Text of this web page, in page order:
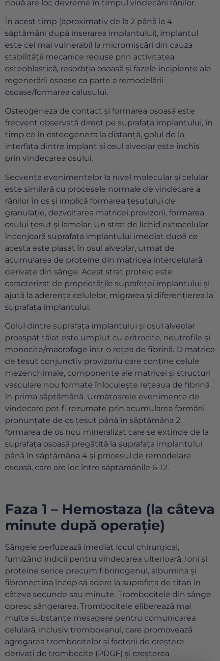
nouă are loc devreme în timpul vindecării rănilor.
În acest timp (aproximativ de la 2 până la 4
săptămâni după inserarea implantului), implantul
este cel mai vulnerabil la micromișcări din cauza
stabilității mecanice reduse prin activitatea
osteoblastică, resorbția osoasă și fazele incipiente ale
regenerării osoase ca parte a remodelării
osoase/formarea calusului.
Osteogeneza de contact și formarea osoasă este
frecvent observată direct pe suprafața implantului, în
timp ce în osteogeneza la distanță, golul de la
interfața dintre implant și osul alveolar este închis
prin vindecarea osului.
Secvența evenimentelor la nivel molecular și celular
este similară cu procesele normale de vindecare a
rănilor în os și implică formarea țesutului de
granulație, dezvoltarea matricei provizorii, formarea
osului țesut și lamelar. Un strat de lichid extracelular
înconjoară suprafața implantului imediat după ce
acesta este plasat în osul alveolar, urmat de
acumularea de proteine ​​din matricea intercelulară
derivate din sânge. Acest strat proteic este
caracterizat de proprietățile suprafeței implantului și
ajută la aderența celulelor, migrarea și diferențierea la
suprafața implantului.
Golul dintre suprafața implantului și osul alveolar
proaspăt tăiat este umplut cu eritrocite, neutrofile și
monocite/macrofage într-o rețea de fibrină. O matrice
de țesut conjunctiv provizoriu care conține celule
mezenchimale, componente ale matricei și structuri
vasculare nou formate înlocuiește rețeaua de fibrină
în prima săptămână. Următoarele evenimente de
vindecare pot fi rezumate prin acumularea formării
pronunțate de os țesut până în săptămâna 2,
formarea de os nou mineralizat care se extinde de la
suprafața osoasă pregătită la suprafața implantului
până în săptămâna 4 și procesul de remodelare
osoasă, care are loc între săptămânile 6-12.
Faza 1 – Hemostaza (la câteva
minute după operație)
Sângele perfuzează imediat locul chirurgical,
furnizând indicii pentru vindecarea ulterioară. Ioni și
proteine ​​​​serice precum fibrinogenul, albumina și
fibronectina încep să adere la suprafața de titan în
câteva secunde sau minute. Trombocitele din sânge
opresc sângerarea. Trombocitele eliberează mai
multe substanțe mesagere pentru comunicarea
celulară, inclusiv tromboxanul, care promovează
agregarea trombocitelor și factorii de creștere
derivați de trombocite (PDGF) și creșterea